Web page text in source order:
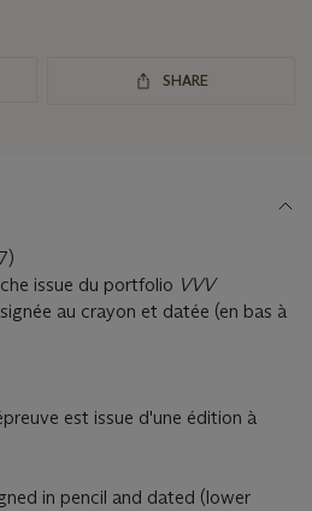
SHARE
issue du portfolio VVV
au crayon et datée (en bas à
est issue d'une édition à
in pencil and dated (lower